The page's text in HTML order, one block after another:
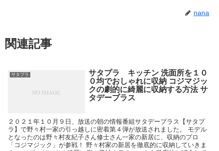
nana
関連記事
サタプラ
サタプラ キッチン 洗面所を１０
０均でおしゃれに収納 コジマジッ
クの劇的に綺麗に収納する方法 サ
タデープラス
２０２１年１０月９日、放送の朝の情報番組サタデープラス【サタプ
ラ】で野々村一家の引っ越しに密着第４弾が放送されました。 モデル
となったのは野々村友紀子さん修士さん一家の新居に、収納のプロ
「コジマジック」が参戦！ 野々村家の新居を徹底的に収納していきま